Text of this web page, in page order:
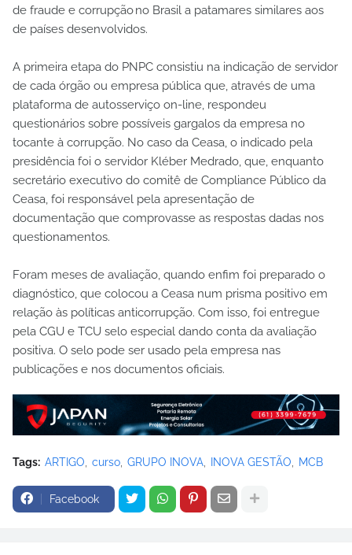
de fraude e corrupção no Brasil a patamares similares aos
de países desenvolvidos.
A primeira etapa do PNPC consistiu na indicação de servidor
de cada órgão ou empresa pública que, através de uma
plataforma de autosserviço on-line, respondeu
questionários sobre possíveis gargalos da empresa no
tocante à corrupção. No caso da Ceasa, o indicado pela
presidência foi o servidor Kléber Medrado, que, enquanto
secretário executivo do comitê de Compliance Público da
Ceasa, foi responsável pela apresentação de
documentação que comprovasse as respostas dadas nos
questionamentos.
Foram meses de avaliação, quando enfim foi preparado o
diagnóstico, que colocou a Ceasa num prisma positivo em
relação às políticas anticorrupção. Com isso, foi entregue
pela CGU e TCU selo especial dando conta da avaliação
positiva. O selo pode ser usado pela empresa nas
publicações e nos documentos oficiais.
Tags: ARTIGO curso GRUPO INOVA INOVA GESTÃO MCB
Facebook